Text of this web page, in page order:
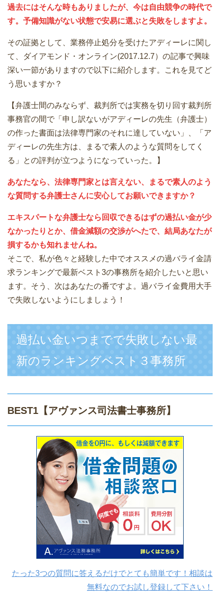
過去にはそんな時もありましたが、今は自由競争の時代で
す。予備知識がない状態で安易に選ぶと失敗をしますよ。
その証拠として、業務停止処分を受けたアディーレに関し
て、ダイアモンド・オンライン(2017.12.7）の記事で興味
深い一節がありますので以下に紹介します。これを見てど
う思いますか？
【弁護士間のみならず、裁判所では実務を切り回す裁判所
事務官の間で「申し訳ないがアディーレの先生（弁護士）
の作った書面は法律専門家のそれに達していない」、「ア
ディーレの先生方は、まるで素人のような質問をしてく
る」との評判が立つようになっていった。】
あなたなら、法律専門家とは言えない、まるで素人のよう
な質問する弁護士さんに安心してお願いできますか？
エキスパートな弁護士なら回収できるはずの過払い金が少
なかったりとか、借金減額の交渉がへたで、結局あなたが
損するかも知れませんね。
そこで、私が色々と経験した中でオススメの過バライ金請
求ランキングで最新ベスト3の事務所を紹介したいと思い
ます。そう、次はあなたの番ですよ。過バライ金費用大手
で失敗しないようにしましょう！
過払い金いつまでで失敗しない最
新のランキングベスト３事務所
BEST1 【アヴァンス司法書士事務所】
たった3つの質問に答えるだけでとても簡単です！相談は
無料なのでお試し登録して下さい！